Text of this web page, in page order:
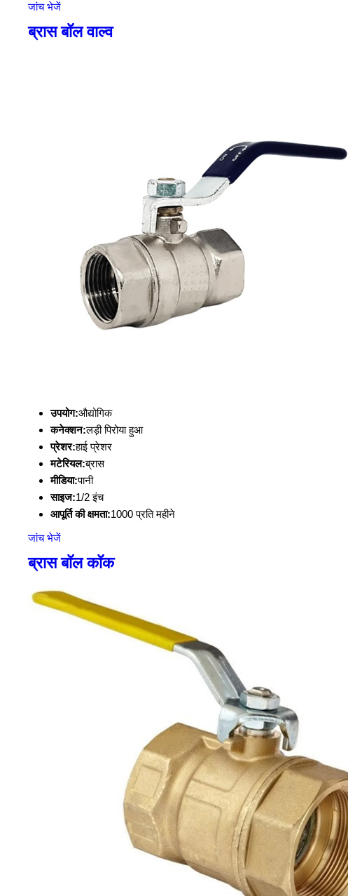
जांच भेजें
ब्रास बॉल वाल्व
उपयोग:औद्योगिक
कनेक्शन:लड़ी पिरोया हुआ
प्रेशर:हाई प्रेशर
मटेरियल:ब्रास
मीडिया:पानी
साइज:1/2 इंच
आपूर्ति की क्षमता:1000 प्रति महीने
जांच भेजें
ब्रास बॉल कॉक